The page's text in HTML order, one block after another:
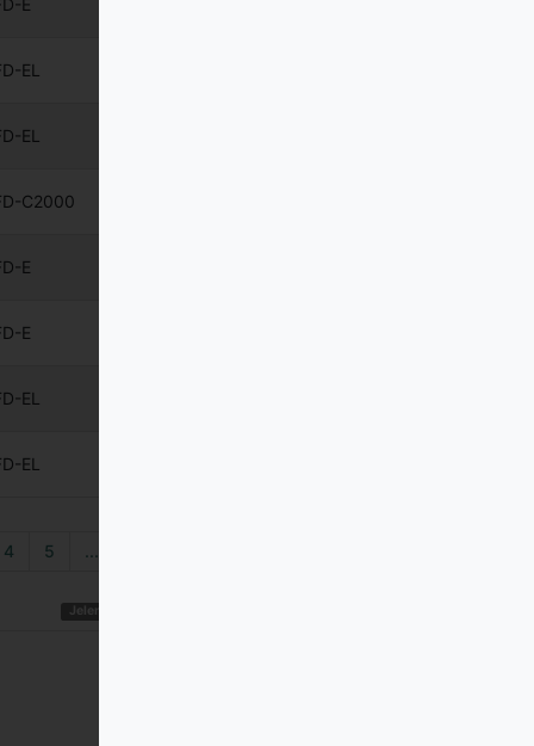
E
EL
EL
C2000
E
E
EL
EL
4 5 ...
Jelenlegi oldal: 1, összes oldal: 20